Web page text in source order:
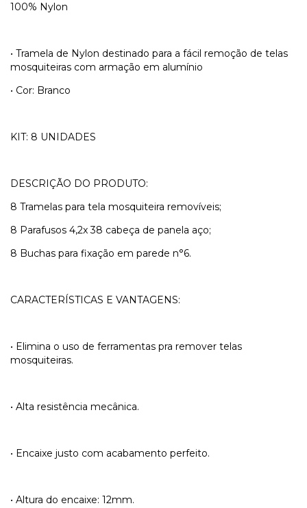
100% Nylon
• Tramela de Nylon destinado para a fácil remoção de telas
mosquiteiras com armação em alumínio
• Cor: Branco
KIT: 8 UNIDADES
DESCRIÇÃO DO PRODUTO:
8 Tramelas para tela mosquiteira removíveis;
8 Parafusos 4,2x 38 cabeça de panela aço;
8 Buchas para fixação em parede n°6.
CARACTERÍSTICAS E VANTAGENS:
• Elimina o uso de ferramentas pra remover telas
mosquiteiras.
• Alta resistência mecânica.
• Encaixe justo com acabamento perfeito.
• Altura do encaixe: 12mm.